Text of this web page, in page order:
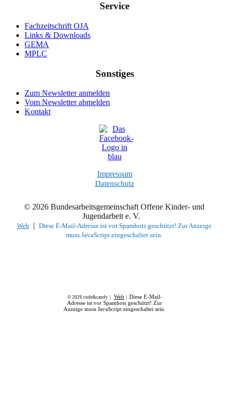
Service
Fachzeitschrift OJA
Links & Downloads
GEMA
MPLC
Sonstiges
Zum Newsletter anmelden
Vom Newsletter abmelden
Kontakt
Impressum
Datenschutz
© 2026 Bundesarbeitsgemeinschaft Offene Kinder- und
Jugendarbeit e. V.
Web |Diese E-Mail-Adresse ist vor Spambots geschützt! Zur Anzeige
muss JavaScript eingeschaltet sein.
© 2026 code&candy | Web
Diese E-Mail-
Adresse ist vor Spambots geschützt! Zur
Anzeige muss JavaScript eingeschaltet sein.